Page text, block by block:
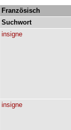
Französisch
Suchwort
insigne
insigne